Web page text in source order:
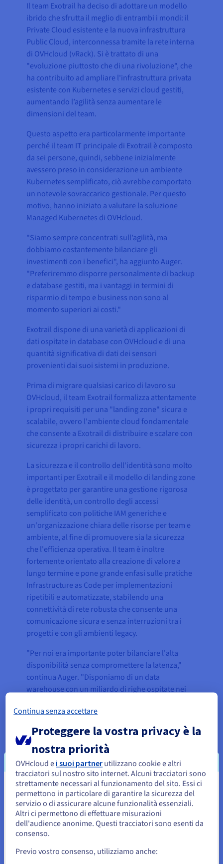
Il team Exotrail ha deciso di adottare un modello
ibrido che sfrutta il meglio di entrambi i mondi: il
Private Cloud esistente e la nuova infrastruttura
Public Cloud, interconnessa tramite la rete interna
di OVHcloud (vRack). Si è trattato di una
"evoluzione piuttosto che di una rivoluzione", che
ha contribuito ad ampliare l'infrastruttura privata
esistente con Kubernetes e servizi cloud gestiti,
aumentando l’agilità senza aumentare le
dimensioni del team.
Questo aspetto era particolarmente importante
perché il team IT principale di Exotrail è composto
da sei persone, quindi, sebbene inizialmente
avessero preso in considerazione un ambiente
Kubernetes semplificato, ciò avrebbe comportato
un notevole sovraccarico gestionale. Per questo
motivo, hanno iniziato a valutare la soluzione
Managed Kubernetes di OVHcloud.
"Siamo sempre concentrati sull’agilità, ma
dobbiamo costantemente bilanciare gli
investimenti con i benefici", ha aggiunto Auger.
"Preferiremmo disporre personalmente di backup
e database gestiti, ma i vantaggi in termini di
risparmio di tempo e business non sono al
momento superiori ai costi."
Exotrail dispone di una varietà di applicazioni di
dati ospitate in database con OVHcloud e di una
quantità significativa di dati dei sensori
provenienti dai suoi sistemi in produzione.
Prima di migrare qualsiasi carico di lavoro su
OVHcloud, il team Exotrail formalizza attentamente
i propri requisiti per una "landing zone" sicura e
scalabile, ovvero l'ambiente cloud fondamentale
che consente a Exotrail di distribuire e scalare con
sicurezza i propri carichi di lavoro.
La sicurezza e il controllo dell'identità sono molto
importanti per Exotrail e il modello di landing zone
è progettato per garantire una gestione rigorosa
delle identità, un controllo degli accessi
semplificato con politiche IAM generiche e
un'organizzazione chiara delle risorse per team e
ambiente, al fine di promuovere sia la sicurezza
che l'efficienza operativa. Il team è inoltre
fortemente orientato alla creazione di valore a
lungo termine e pone grande enfasi sulle pratiche
Infrastructure as Code per implementazioni
ripetibili e automatizzate, stabilendo una
connettività di rete robusta che consente una
comunicazione sicura e senza interruzioni tra i
progetti e con gli ambienti legacy.
"Per noi era importante poter bilanciare l'alta
disponibilità senza compromettere la latenza,"
continua Auger. "Disponiamo di un data
warehouse con un miliardo di righe ospitate nei
conveniente, ma a un certo punto vorremmo
considerare un data warehouse gestito, se il
prezzo è giusto."
Di conseguenza, Exotrail ha esteso il proprio stack
di infrastrutture con OVHcloud per includere:
Managed Hosted Private Cloud
(VMware/ESXi)
Managed Kubernetes Service(Kubernetes,
OpenStack)
Managed Container Registry
Managed databases(PostgreSQL,
Sembra che la tua localizzazione sia
Stati Uniti
Per effettuare un ordine da Stati Uniti, è necessario accedere al
sito web del Paese e creare un account.
Vai al sito Stati Uniti
Continua senza accettare
Proteggere la vostra privacy è la
nostra priorità
OVHcloud e i suoi partner utilizzano cookie e altri
tracciatori sul nostro sito internet. Alcuni tracciatori sono
strettamente necessari al funzionamento del sito. Essi ci
permettono in particolare di garantire la sicurezza del
servizio o di assicurare alcune funzionalità essenziali.
Altri ci permettono di effettuare misurazioni
dell'audience anonime. Questi tracciatori sono esenti da
consenso.
Previo vostro consenso, utilizziamo anche: